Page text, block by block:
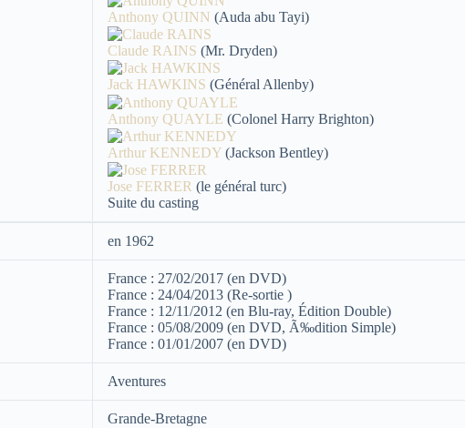
Anthony QUINN (Auda abu Tayi)
Claude RAINS (Mr. Dryden)
Jack HAWKINS (Général Allenby)
Anthony QUAYLE (Colonel Harry Brighton)
Arthur KENNEDY (Jackson Bentley)
Jose FERRER (le général turc)
Suite du casting
en 1962
France : 27/02/2017 (en DVD)
France : 24/04/2013 (Re-sortie )
France : 12/11/2012 (en Blu-ray, Édition Double)
France : 05/08/2009 (en DVD, Ã‰dition Simple)
France : 01/01/2007 (en DVD)
Aventures
Grande-Bretagne